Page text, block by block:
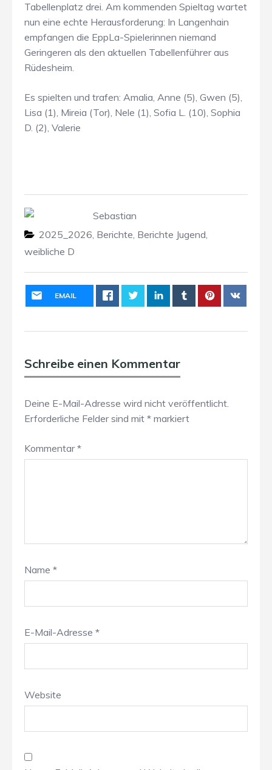
Tabellenplatz drei. Am kommenden Spieltag wartet
nun eine echte Herausforderung: In Langenhain
empfangen die EppLa-Spielerinnen niemand
Geringeren als den aktuellen Tabellenführer aus
Rüdesheim.
Es spielten und trafen: Amalia, Anne (5), Gwen (5),
Lisa (1), Mireia (Tor), Nele (1), Sofia L. (10), Sophia
D. (2), Valerie
Sebastian
2025_2026, Berichte, Berichte Jugend,
weibliche D
EMAIL
Schreibe einen Kommentar
Deine E-Mail-Adresse wird nicht veröffentlicht.
Erforderliche Felder sind mit * markiert
Kommentar*
Name *
E-Mail-Adresse *
Website